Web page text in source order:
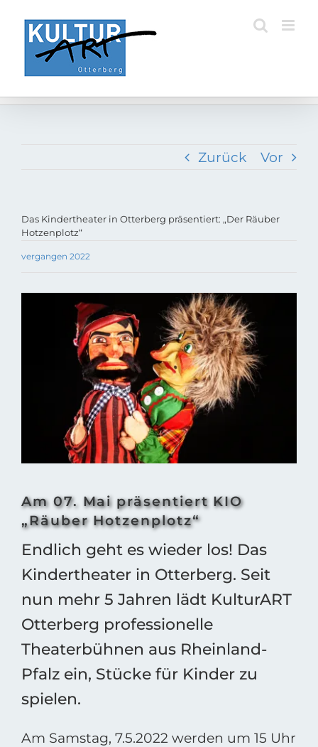
Inhalt
springen
Zurück Vor
Das Kindertheater in Otterberg präsentiert: „Der Räuber
Hotzenplotz“
vergangen 2022
grösseres
Am 07. Mai präsentiert KIO
„Räuber Hotzenplotz“
Endlich geht es wieder los! Das
Kindertheater in Otterberg. Seit
nun mehr 5 Jahren lädt KulturART
Otterberg professionelle
Theaterbühnen aus Rheinland-
Pfalz ein, Stücke für Kinder zu
spielen.
Am Samstag, 7.5.2022 werden um 15 Uhr